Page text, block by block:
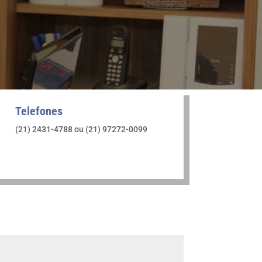
Telefones
(21) 2431-4788 ou (21) 97272-0099